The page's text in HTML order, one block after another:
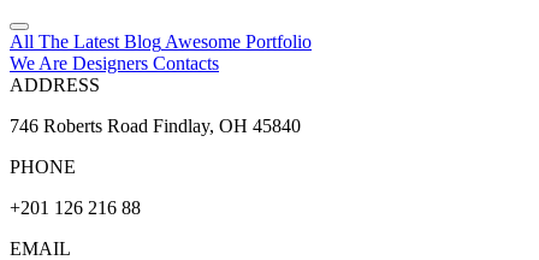
All The Latest Blog Awesome Portfolio
We Are Designers Contacts
ADDRESS
746 Roberts Road Findlay, OH 45840
PHONE
+201 126 216 88
EMAIL